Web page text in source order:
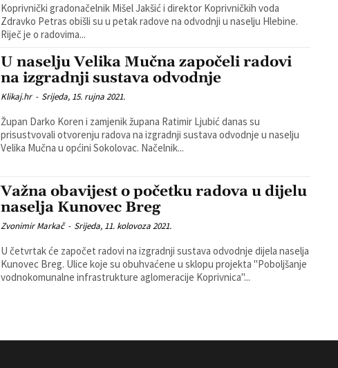
Koprivnički gradonačelnik Mišel Jakšić i direktor Koprivničkih voda
Zdravko Petras obišli su u petak radove na odvodnji u naselju Hlebine.
Riječ je o radovima...
U naselju Velika Mučna započeli radovi
na izgradnji sustava odvodnje
Klikaj.hr - Srijeda, 15. rujna 2021.
Župan Darko Koren i zamjenik župana Ratimir Ljubić danas su
prisustvovali otvorenju radova na izgradnji sustava odvodnje u naselju
Velika Mučna u općini Sokolovac. Načelnik...
Važna obavijest o početku radova u dijelu
naselja Kunovec Breg
Zvonimir Markač - Srijeda, 11. kolovoza 2021.
U četvrtak će započet radovi na izgradnji sustava odvodnje dijela naselja
Kunovec Breg. Ulice koje su obuhvaćene u sklopu projekta "Poboljšanje
vodnokomunalne infrastrukture aglomeracije Koprivnica"...